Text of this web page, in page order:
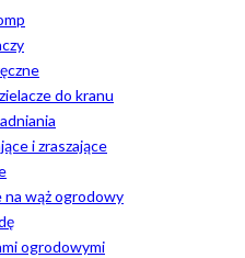
do kranu
i zraszające
na wąż ogrodowy
ogrodowymi